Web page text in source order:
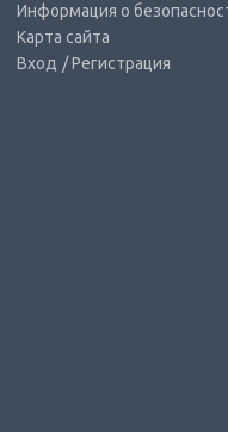
Информация о
Карта сайта
Вход / Регистрация